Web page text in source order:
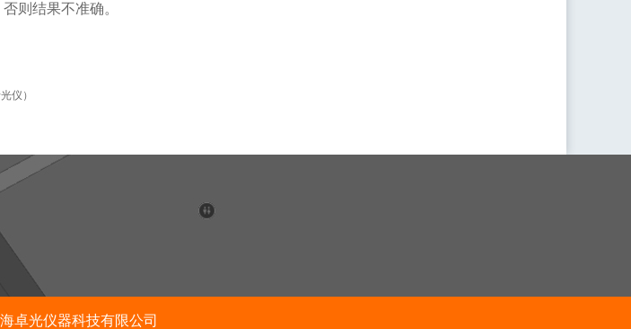
则结果不准确。
仪）
海卓光仪器科技有限公司